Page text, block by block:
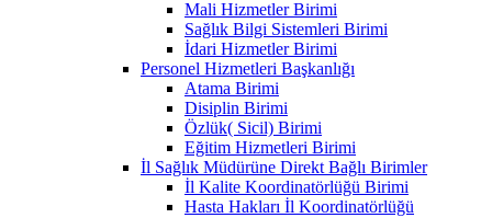
Mali Hizmetler Birimi
Sağlık Bilgi Sistemleri Birimi
İdari Hizmetler Birimi
Personel Hizmetleri Başkanlığı
Atama Birimi
Disiplin Birimi
Özlük( Sicil) Birimi
Eğitim Hizmetleri Birimi
İl Sağlık Müdürüne Direkt Bağlı Birimler
İl Kalite Koordinatörlüğü Birimi
Hasta Hakları İl Koordinatörlüğü